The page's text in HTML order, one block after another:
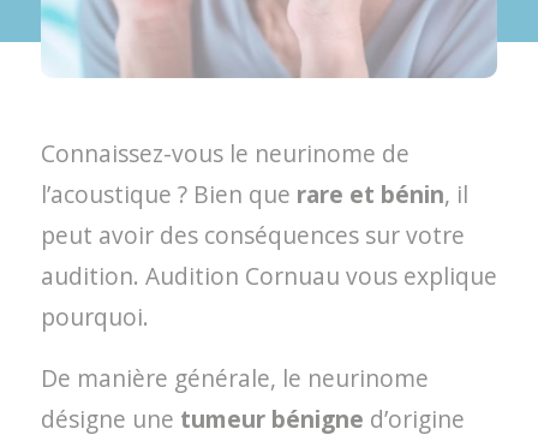
Connaissez-vous le neurinome de
l’acoustique ? Bien que rare et bénin, il
peut avoir des conséquences sur votre
audition. Audition Cornuau vous explique
pourquoi.
De manière générale, le neurinome
désigne une tumeur bénigne d’origine